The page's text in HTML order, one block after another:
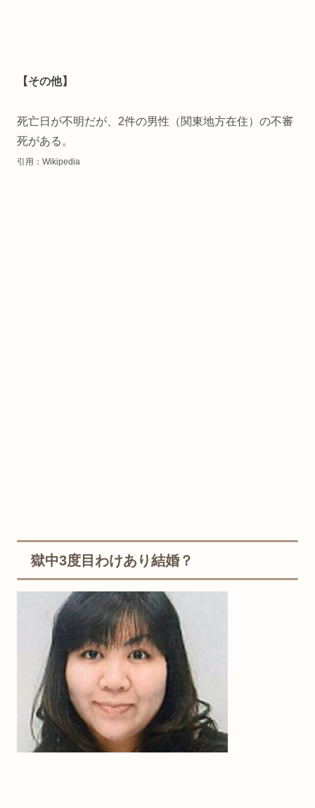
【その他】
死亡日が不明だが、2件の男性（関東地方在住）の不審
死がある。
引用：Wikipedia
獄中3度目わけあり結婚？